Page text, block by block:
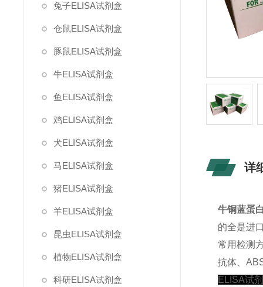
兔子ELISA试剂盒
仓鼠ELISA试剂盒
豚鼠ELISA试剂盒
牛ELISA试剂盒
鱼ELISA试剂盒
鸡ELISA试剂盒
犬ELISA试剂盒
马ELISA试剂盒
猪ELISA试剂盒
羊ELISA试剂盒
昆虫ELISA试剂盒
植物ELISA试剂盒
科研ELISA试剂盒
详
牛铜蓝蛋
的全是进
常用检测
抗体、
ELISA试